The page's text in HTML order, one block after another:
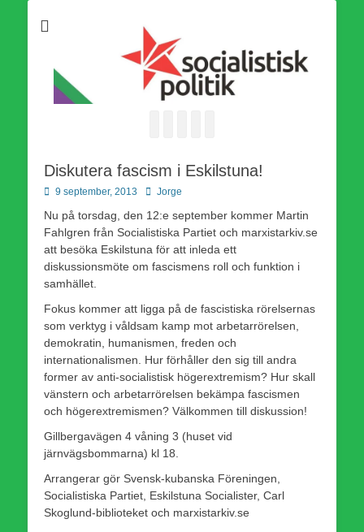
världsomfattande socialistiska Fjärde Internationalen och en viktig
tillgång i kampen för en socialistisk framtid!
Diskutera fascism i Eskilstuna!
Publicerad
9 september, 2013 Författare
Jorge
Nu på torsdag, den 12:e september kommer Martin
Fahlgren från Socialistiska Partiet och marxistarkiv.se
att besöka Eskilstuna för att inleda ett
diskussionsmöte om fascismens roll och funktion i
samhället.
Fokus kommer att ligga på de fascistiska rörelsernas
som verktyg i våldsam kamp mot arbetarrörelsen,
demokratin, humanismen, freden och
internationalismen. Hur förhåller den sig till andra
former av anti-socialistisk högerextremism? Hur skall
vänstern och arbetarrörelsen bekämpa fascismen
och högerextremismen? Välkommen till diskussion!
Gillbergavägen 4 våning 3 (huset vid
järnvägsbommarna) kl 18.
Arrangerar gör Svensk-kubanska Föreningen,
Socialistiska Partiet, Eskilstuna Socialister, Carl
Skoglund-biblioteket och marxistarkiv.se